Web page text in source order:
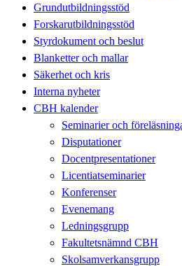
Grundutbildningsstöd
Forskarutbildningsstöd
Styrdokument och beslut
Blanketter och mallar
Säkerhet och kris
Interna nyheter
CBH kalender
Seminarier och
Disputationer
Docentpresentationer
Licentiatseminarier
Konferenser
Evenemang
Ledningsgrupp
Fakultetsnämnd CBH
Skolsamverkansgrupp